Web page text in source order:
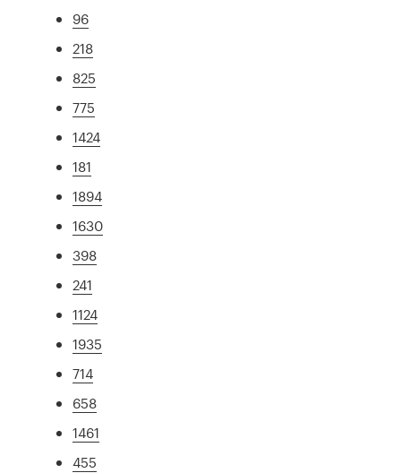
96
218
825
775
1424
181
1894
1630
398
241
1124
1935
714
658
1461
455